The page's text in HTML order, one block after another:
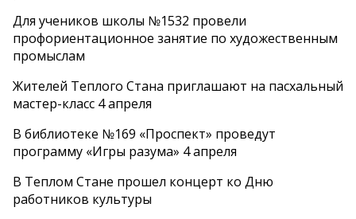
Для учеников школы №1532 провели
профориентационное занятие по художественным
промыслам
Жителей Теплого Стана приглашают на пасхальный
мастер-класс 4 апреля
В библиотеке №169 «Проспект» проведут
программу «Игры разума» 4 апреля
В Теплом Стане прошел концерт ко Дню
работников культуры